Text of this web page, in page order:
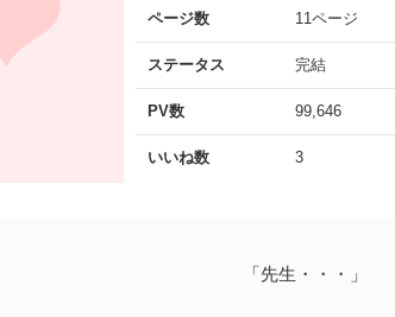
ページ数 11ページ
ステータス 完結
PV数 99,646
いいね数 3
「先生・・・」